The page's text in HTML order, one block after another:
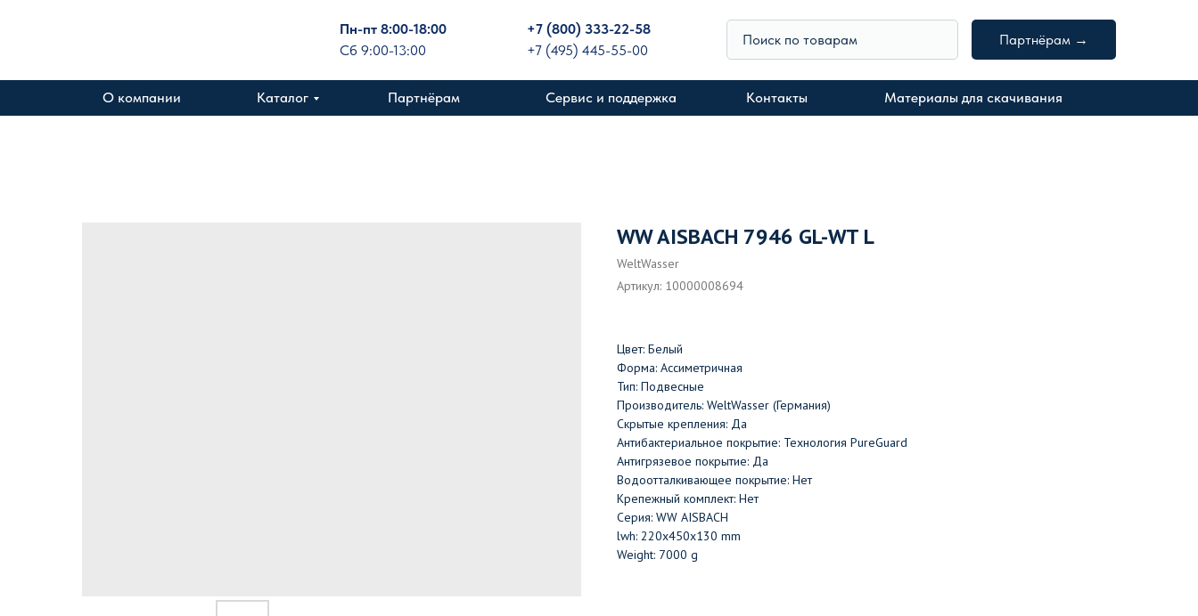
Партнёрам →
О компании Материалы для скачивания
Каталог Партнёрам Сервис и поддержка Контакты
Пн-пт 8:00-18:00
Сб 9:00-13:00
+7 (800) 333-22-58
+7 (495) 445-55-00
Поиск по товарам
WW AISBACH 7946 GL-WT L
WeltWasser
Артикул: 10000008694
Цвет: Белый
Форма: Ассиметричная
Тип: Подвесные
Производитель: WeltWasser (Германия)
Скрытые крепления: Да
Антибактериальное покрытие: Технология PureGuard
Антигрязевое покрытие: Да
Водоотталкивающее покрытие: Нет
Крепежный комплект: Нет
Серия: WW AISBACH
lwh: 220x450x130 mm
Weight: 7000 g